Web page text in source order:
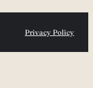
Privacy Policy